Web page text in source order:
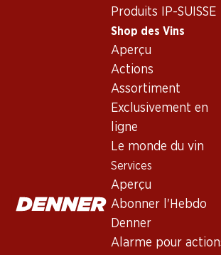
Produits IP-SUISSE
Shop des Vins
Aperçu
Actions
Assortiment
Exclusivement en
ligne
Le monde du vin
Services
Aperçu
Abonner l'Hebdo
Denner
Alarme pour
Recto Verso
Cà Marcanda Magari
,Toscane, 2016
Robe pourpre foncé. Nez délicatement
myrtilles et de cerises noires, avec des
violette, d'eucalyptus et de zestes